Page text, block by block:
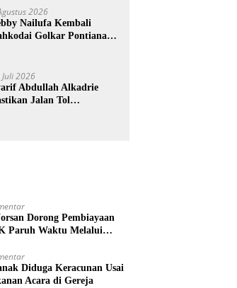
2026
Nailufa Kembali
Golkar Pontianak,
Juli 2026
Abdullah Alkadrie
Jalan Tol
Dorong Pembiayaan
Paruh Waktu Melalui
Diduga Keracunan Usai
Acara di Gereja